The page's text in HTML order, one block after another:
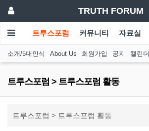
TRUTH FORUM
트루스포럼 커뮤니티 자료실
소개/5대인식 About Us 회원가입 공지 캘린더
트루스포럼 > 트루스포럼 활동
트루스포럼 > 트루스포럼 활동